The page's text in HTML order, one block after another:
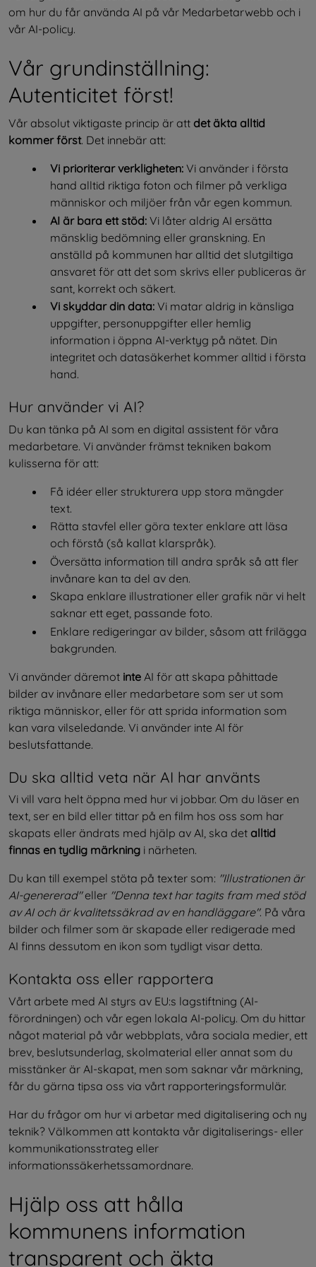
om hur du får använda AI på vår Medarbetarwebb och i
vår AI-policy.
Vår grundinställning:
Autenticitet först!
Vår absolut viktigaste princip är att det äkta alltid
kommer först. Det innebär att:
Vi prioriterar verkligheten: Vi använder i första
hand alltid riktiga foton och filmer på verkliga
människor och miljöer från vår egen kommun.
AI är bara ett stöd: Vi låter aldrig AI ersätta
mänsklig bedömning eller granskning. En
anställd på kommunen har alltid det slutgiltiga
ansvaret för att det som skrivs eller publiceras är
sant, korrekt och säkert.
Vi skyddar din data: Vi matar aldrig in känsliga
uppgifter, personuppgifter eller hemlig
information i öppna AI-verktyg på nätet. Din
integritet och datasäkerhet kommer alltid i första
hand.
Hur använder vi AI?
Du kan tänka på AI som en digital assistent för våra
medarbetare. Vi använder främst tekniken bakom
kulisserna för att:
Få idéer eller strukturera upp stora mängder
text.
Rätta stavfel eller göra texter enklare att läsa
och förstå (så kallat klarspråk).
Översätta information till andra språk så att fler
invånare kan ta del av den.
Skapa enklare illustrationer eller grafik när vi helt
saknar ett eget, passande foto.
Enklare redigeringar av bilder, såsom att frilägga
bakgrunden.
Vi använder däremot inte AI för att skapa påhittade
bilder av invånare eller medarbetare som ser ut som
riktiga människor, eller för att sprida information som
kan vara vilseledande. Vi använder inte AI för
beslutsfattande.
Du ska alltid veta när AI har använts
Vi vill vara helt öppna med hur vi jobbar. Om du läser en
text, ser en bild eller tittar på en film hos oss som har
skapats eller ändrats med hjälp av AI, ska det alltid
finnas en tydlig märkning i närheten.
Du kan till exempel stöta på texter som: "Illustrationen är
AI-genererad" eller "Denna text har tagits fram med stöd
av AI och är kvalitetssäkrad av en handläggare". På våra
bilder och filmer som är skapade eller redigerade med
AI finns dessutom en ikon som tydligt visar detta.
Kontakta oss eller rapportera
Vårt arbete med AI styrs av EU:s lagstiftning (AI-
förordningen) och vår egen lokala AI-policy. Om du hittar
något material på vår webbplats, våra sociala medier, ett
brev, beslutsunderlag, skolmaterial eller annat som du
misstänker är AI-skapat, men som saknar vår märkning,
får du gärna tipsa oss via vårt rapporteringsformulär.
Har du frågor om hur vi arbetar med digitalisering och ny
teknik? Välkommen att kontakta vår digitaliserings- eller
kommunikationsstrateg eller
informationssäkerhetssamordnare.
Hjälp oss att hålla
kommunens information
transparent och äkta